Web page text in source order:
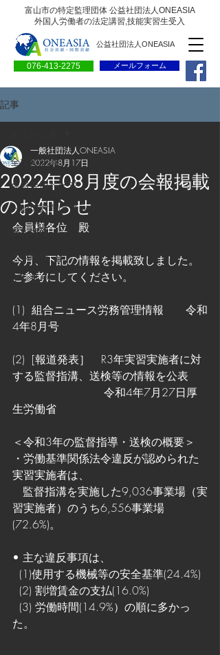
富山市の特定監理団体 公益社団法人ONEASIA
外国人労働者の法定講習,技能実習生受入
076-413-2275
公益社団法人ONEASIA
メールフォーム
記事
全ての記事
会員専用ページ
一般の方向けブログ
求人情報
求職情報
プレリリース
2022年08月度の会報掲載
のお知らせ
一般社団法人ONEASIA
2022年8月17日
会員様各位　殿
今月、下記の情報を掲載致しました。
ご参考にしてください。
(1)  組合ニュース労務管理情報　　令和
4年8月号
(2)  [報道発表］　R3年実習実施者に対
する監督指溝、送検等の情報を公表
令和4年7月27日厚
生労働省
＜令和3年の監督指導・送検の概要＞
・労働基準関係法令違反が認められた
実習実施者は、
習実施者）のうち6,556事業場
(72.6%)。
• 主な違反事項は、
  (1)使用する機械等の安全基準(24.4%)
  (2) 割増賃金の支払(16.0%)
た。